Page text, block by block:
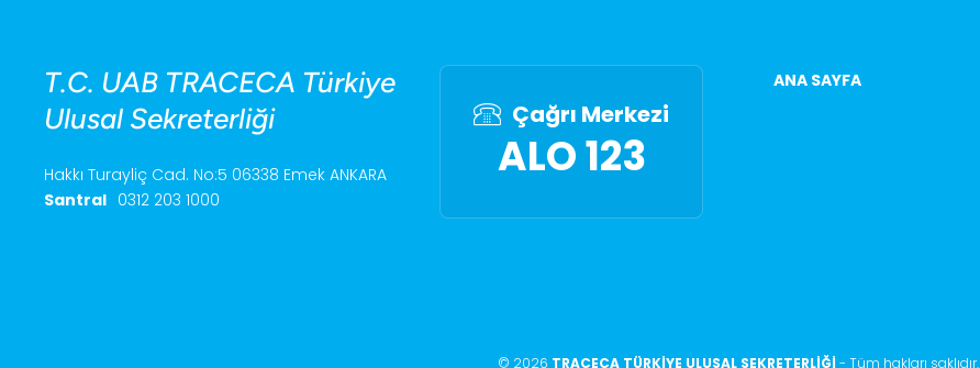
T.C. UAB TRACECA Türkiye
Ulusal Sekreterliği
Hakkı Turayliç Cad. No:5 06338 Emek ANKARA
Santral 0312 203 1000
Çağrı Merkezi
ALO 123
ANA SAYFA
© 2026 TRACECA TÜRKİYE ULUSAL SEKRETERLİĞİ - Tüm hakları saklıdır.